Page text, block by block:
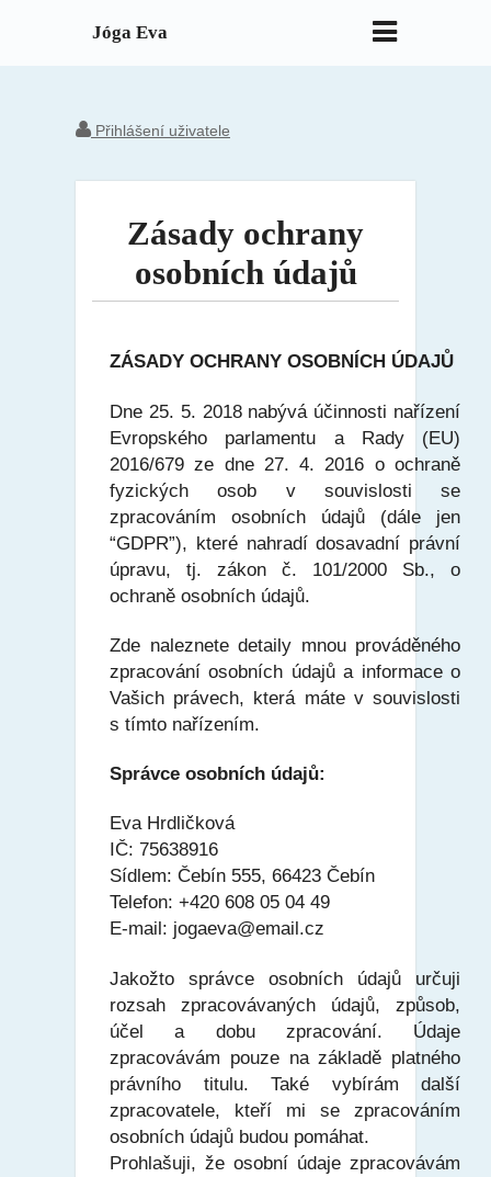
Jóga Eva
Přihlášení uživatele
Zásady ochrany
osobních údajů
ZÁSADY OCHRANY OSOBNÍCH ÚDAJŮ
Dne 25. 5. 2018 nabývá účinnosti nařízení
Evropského parlamentu a Rady (EU)
2016/679 ze dne 27. 4. 2016 o ochraně
fyzických osob v souvislosti se
zpracováním osobních údajů (dále jen
“GDPR”), které nahradí dosavadní právní
úpravu, tj. zákon č. 101/2000 Sb., o
ochraně osobních údajů.
Zde naleznete detaily mnou prováděného
zpracování osobních údajů a informace o
Vašich právech, která máte v souvislosti
s tímto nařízením.
Správce osobních údajů:
Eva Hrdličková
IČ: 75638916
Sídlem: Čebín 555, 66423 Čebín
Telefon: +420 608 05 04 49
E-mail: jogaeva@email.cz
Jakožto správce osobních údajů určuji
rozsah zpracovávaných údajů, způsob,
účel a dobu zpracování. Údaje
zpracovávám pouze na základě platného
právního titulu. Také vybírám další
zpracovatele, kteří mi se zpracováním
osobních údajů budou pomáhat.
Prohlašuji, že osobní údaje zpracovávám